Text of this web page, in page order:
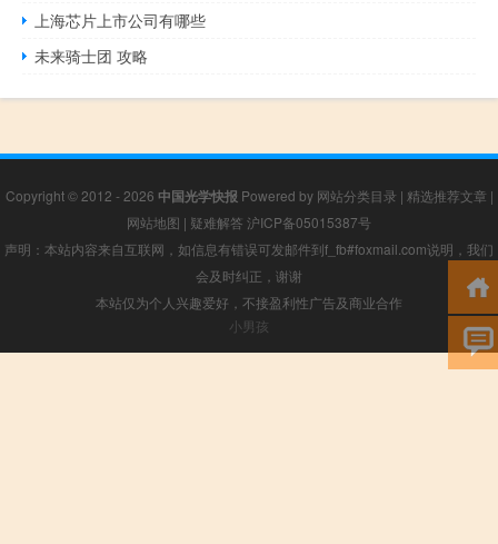
上海芯片上市公司有哪些
未来骑士团 攻略
Copyright © 2012 - 2026 中国光学快报 Powered by 网站分类目录 | 精选推荐文章 |
网站地图 | 疑难解答 沪ICP备05015387号
声明：本站内容来自互联网，如信息有错误可发邮件到f_fb#foxmail.com说明，我们
会及时纠正，谢谢
本站仅为个人兴趣爱好，不接盈利性广告及商业合作
小男孩